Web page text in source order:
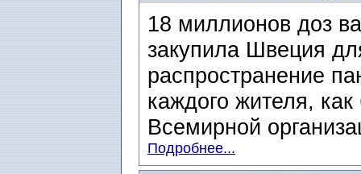
18 миллионов доз
закупила Швеция
распространение
каждого жителя,
Всемирной
Подробнее...